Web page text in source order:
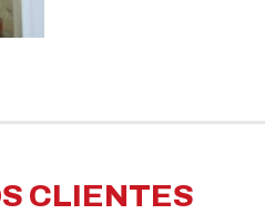
CLIENTES